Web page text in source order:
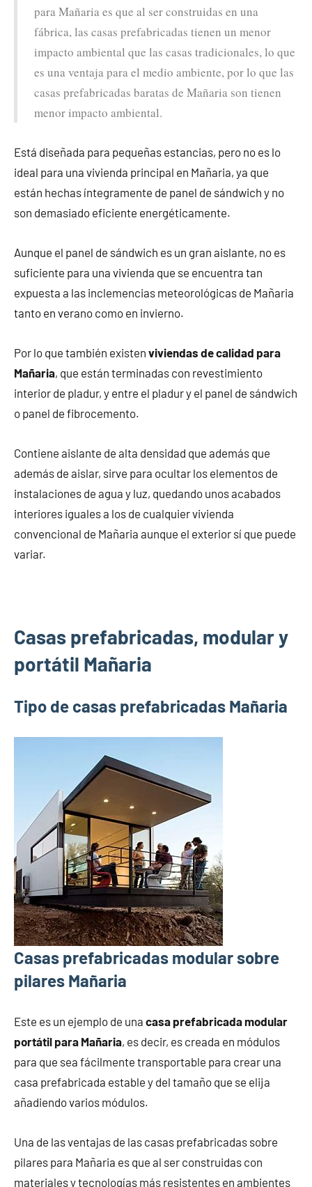
para Mañaria es que al ser construidas en una
fábrica, las casas prefabricadas tienen un menor
impacto ambiental que las casas tradicionales, lo que
es una ventaja para el medio ambiente, por lo que las
casas prefabricadas baratas de Mañaria son tienen
menor impacto ambiental.
Está diseñada para pequeñas estancias, pero no es lo
ideal para una vivienda principal en Mañaria, ya que
están hechas íntegramente de panel de sándwich y no
son demasiado eficiente energéticamente.
Aunque el panel de sándwich es un gran aislante, no es
suficiente para una vivienda que se encuentra tan
expuesta a las inclemencias meteorológicas de Mañaria
tanto en verano como en invierno.
Por lo que también existen viviendas de calidad para
Mañaria, que están terminadas con revestimiento
interior de pladur, y entre el pladur y el panel de sándwich
o panel de fibrocemento.
Contiene aislante de alta densidad que además que
además de aislar, sirve para ocultar los elementos de
instalaciones de agua y luz, quedando unos acabados
interiores iguales a los de cualquier vivienda
convencional de Mañaria aunque el exterior sí que puede
variar.
Casas prefabricadas, modular y
portátil Mañaria
Tipo de casas prefabricadas Mañaria
Casas prefabricadas modular sobre
pilares Mañaria
Este es un ejemplo de una casa prefabricada modular
portátil para Mañaria, es decir, es creada en módulos
para que sea fácilmente transportable para crear una
casa prefabricada estable y del tamaño que se elija
añadiendo varios módulos.
Una de las ventajas de las casas prefabricadas sobre
pilares para Mañaria es que al ser construidas con
materiales y tecnologías más resistentes en ambientes